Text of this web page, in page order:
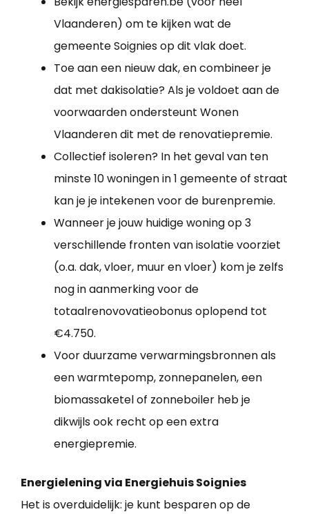
Vlaanderen) om te kijken wat de
gemeente Soignies op dit vlak doet.
Toe aan een nieuw dak, en combineer je
dat met dakisolatie? Als je voldoet aan de
voorwaarden ondersteunt Wonen
Vlaanderen dit met de renovatiepremie.
Collectief isoleren? In het geval van ten
minste 10 woningen in 1 gemeente of straat
kan je je intekenen voor de burenpremie.
Wanneer je jouw huidige woning op 3
verschillende fronten van isolatie voorziet
(o.a. dak, vloer, muur en vloer) kom je zelfs
nog in aanmerking voor de
totaalrenovovatieobonus oplopend tot
€4.750.
Voor duurzame verwarmingsbronnen als
een warmtepomp, zonnepanelen, een
biomassaketel of zonneboiler heb je
dikwijls ook recht op een extra
energiepremie.
Energielening via Energiehuis Soignies
Het is overduidelijk: je kunt besparen op de